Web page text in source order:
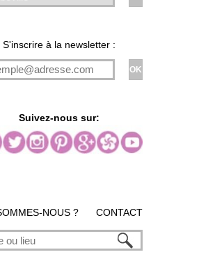
S'inscrire à la newsletter :
Suivez-nous sur:
NOUS ? CONTACT